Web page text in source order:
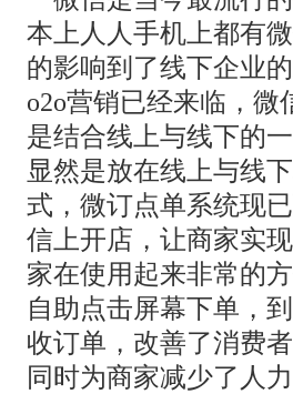
本上人人手机上都有
的影响到了线下企业
o2o营销已经来临，微
是结合线上与线下的
显然是放在线上与线
式，微订点单系统现
信上开店，让商家实
家在使用起来非常的
自助点击屏幕下单，
收订单，改善了消费
同时为商家减少了人